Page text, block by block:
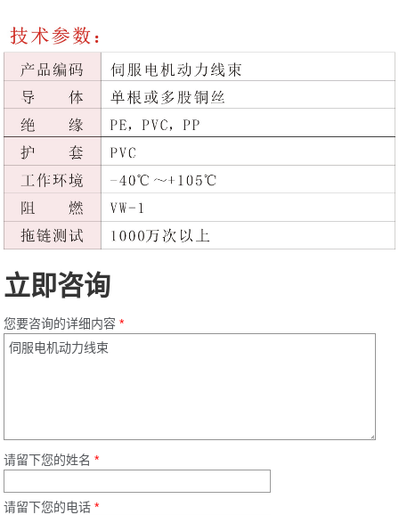
立即咨询
您要咨询的详细内容*
请留下您的姓名*
请留下您的电话*